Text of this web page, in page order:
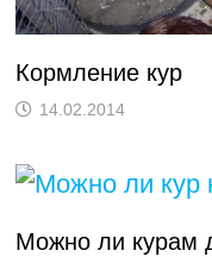
Кормление кур
14.02.2014
Можно ли курам